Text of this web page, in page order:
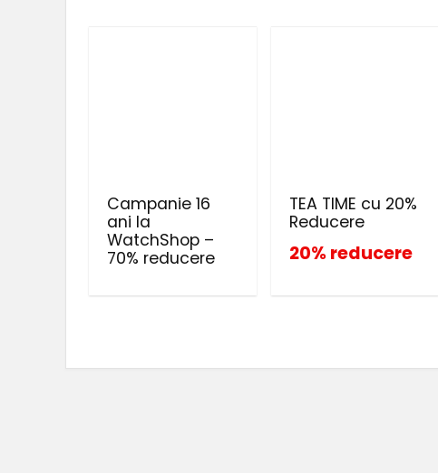
Campanie 16
ani la
WatchShop –
70% reducere
TEA TIME cu 20%
Reducere
20% reducere